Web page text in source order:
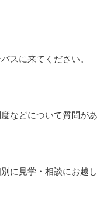
スに来てください。
などについて質問があ
に見学・相談にお越し